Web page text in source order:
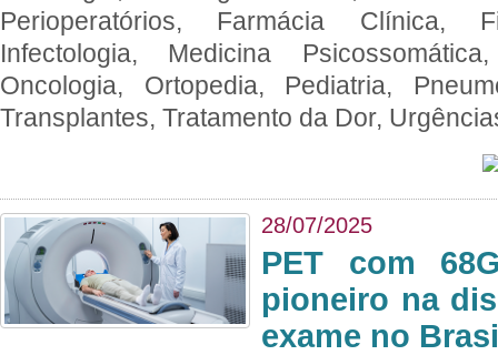
Perioperatórios, Farmácia Clínica,
Infectologia, Medicina
Oncologia, Ortopedia, Pediatria,
Transplantes, Tratamento da Dor,
28/07/2025
PET com
pioneiro na
exame no